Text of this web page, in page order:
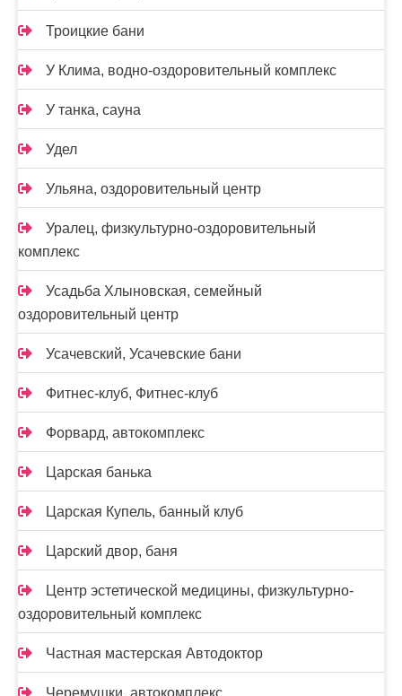
Троицкие бани
У Клима, водно-оздоровительный комплекс
У танка, сауна
Удел
Ульяна, оздоровительный центр
Уралец, физкультурно-оздоровительный
комплекс
Усадьба Хлыновская, семейный
оздоровительный центр
Усачевский, Усачевские бани
Фитнес-клуб, Фитнес-клуб
Форвард, автокомплекс
Царская банька
Царская Купель, банный клуб
Царский двор, баня
Центр эстетической медицины, физкультурно-
оздоровительный комплекс
Частная мастерская Автодоктор
Черемушки, автокомплекс